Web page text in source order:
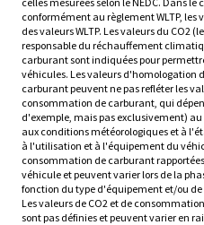
conformément au règlement WLTP, les
des valeurs WLTP. Les valeurs du CO2
responsable du réchauffement
carburant sont indiquées pour
véhicules. Les valeurs d'homologation
carburant peuvent ne pas refléter les
consommation de carburant, qui
d'exemple, mais pas exclusivement)
aux conditions météorologiques et à
à l'utilisation et à l'équipement du
consommation de carburant
véhicule et peuvent varier lors de la
fonction du type d'équipement et/ou
Les valeurs de CO2 et de
sont pas définies et peuvent varier en